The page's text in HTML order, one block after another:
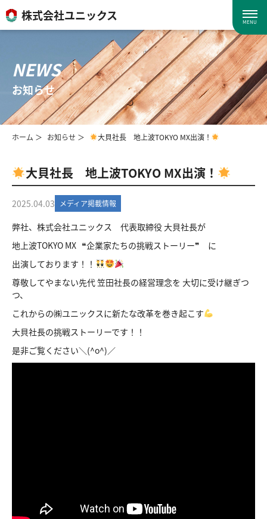
MENU
株式会社ユニックス
NEWS
お知らせ
ホーム お知らせ 大貝社長 地上波TOKYO MX出演！
大貝社長 地上波TOKYO MX出演！
2025.04.03 メディア掲載情報
弊社、株式会社ユニックス 代表取締役 大貝社長が
地上波TOKYO MX ❝企業家たちの挑戦ストーリー❞ に
出演しております！！
尊敬してやまない先代 笠田社長の経営理念を 大切に受け継ぎつ
つ、
これからの㈱ユニックスに新たな改革を巻き起こす
大貝社長の挑戦ストーリーです！！
是非ご覧ください＼(^o^)／